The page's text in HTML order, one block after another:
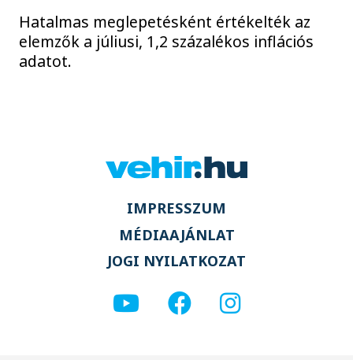
Hatalmas meglepetésként értékelték az
elemzők a júliusi, 1,2 százalékos inflációs
adatot.
IMPRESSZUM
MÉDIAAJÁNLAT
JOGI NYILATKOZAT